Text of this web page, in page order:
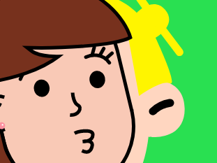
أفاتارز المحايد
صور رمزية بالرسوم المسطحة محايدة الجنس
آذان كبيرة
صور رمزية شخصيات لطيفة بآذان كبيرة مميزة